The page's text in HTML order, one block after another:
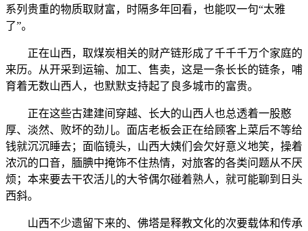
系列贵重的物质取财富，时隔多年回看，也能叹一句“太雅
了”。
正在山西，取煤炭相关的财产链形成了千千千万个家庭的
来历。从开采到运输、加工、售卖，这是一条长长的链条，哺
育着无数山西人，也默默支持起了良多城市的富贵。
正在这些古建建间穿越、长大的山西人也总透着一股憨
厚、淡然、败坏的劲儿。面店老板会正在给顾客上菜后不等给
钱就沉沉睡去；面临镜头，山西大姨们会欠好意义地笑，操着
浓沉的口音，腼腆中掩饰不住热情，对旅客的各类问题从不厌
烦；本来要去干农活儿的大爷偶尔碰着熟人，就可能聊到日头
西斜。
山西不少遗留下来的、佛塔是释教文化的次要载体和传承